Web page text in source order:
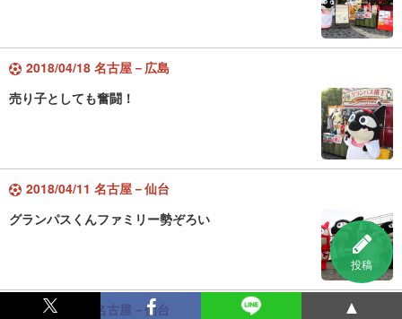
投稿
2018/04/18 名古屋－広島
売り子としても奮闘！
2018/04/11 名古屋－仙台
グランパスくんファミリー勢ぞろい
2018/04/11 名古屋－仙台 ▲